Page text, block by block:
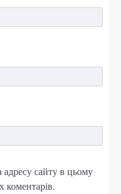
сайту в цьому
коментарів.